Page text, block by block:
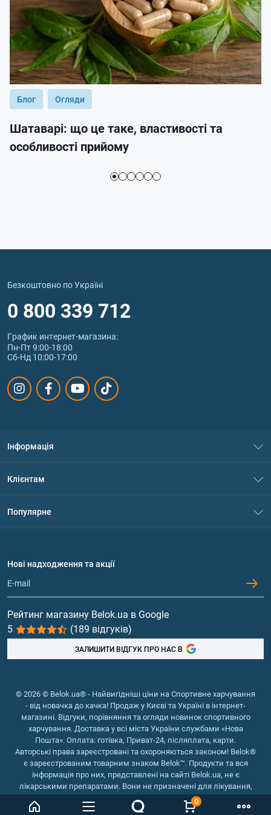
0
Блог Огляди
Шатаварі: що це таке, властивості та
особливості прийому
Безкоштовно по Україні
0 800 339 712
График интернет‑магазина:
Пн-Пт 9:00-18:00
Сб-Нд 10:00-17:00
Інформація
Політика конфіденційності
Обмін та повернення
Клієнтам
Популярне
Протеїн
Гейнери
Вітаміни та мінерали
Риб'ячий жир, жирні кислоти
Нові надходження та акції
Рейтинг магазину Belok.ua в Google
5
(189 відгуків)
ЗАЛИШИТИ ВІДГУК ПРО НАС В
© 2026 © Belok.ua® - Найвигідніші ціни на Спортивне харчування
- від новачка до качка! Продаж у Києві та Україні в інтернет-
магазині. Відгуки, порівняння та огляди новинок спортивного
харчування. Доставка у всі міста України службами «Нова
Пошта». Оплата: готівка, Приват-24, післяплата, карти.
Авторські права зареєстровані та охороняються законом! Belok®
є зареєстрованим товарним знаком Belok™. Продукти та вся
інформація про них, представлені на сайті Belok.ua, не є
лікарськими препаратами. Вони не призначені для лікування,
зняття симптомів та запобігання хворобам.
Інтернет магазин Belok.ua
Інтернет магазин спортивного